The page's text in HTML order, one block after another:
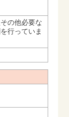
の他必要な
行っていま